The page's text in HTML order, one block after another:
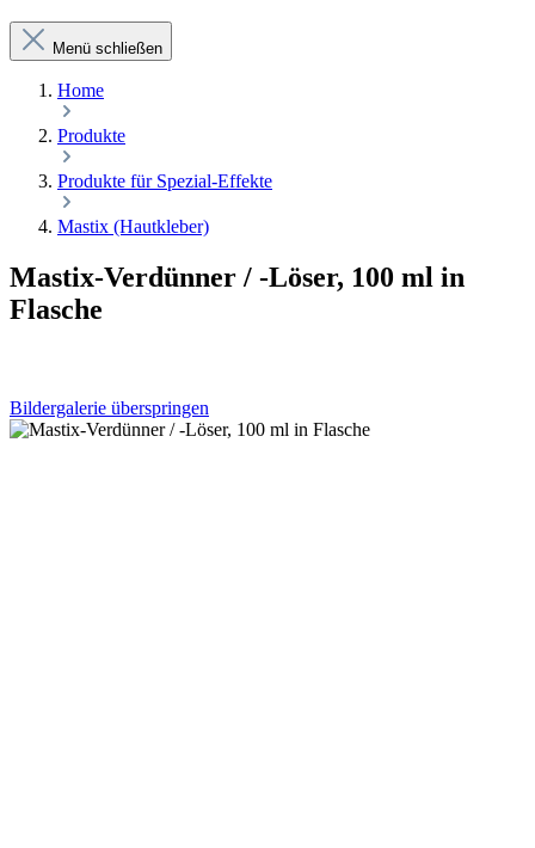
Menü schließen
Home
Produkte
Produkte für Spezial-Effekte
Mastix (Hautkleber)
Mastix-Verdünner / -Löser, 100 ml in
Flasche
Bildergalerie überspringen